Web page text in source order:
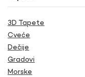
3D Tapete
Cveće
Dečije
Gradovi
Morske